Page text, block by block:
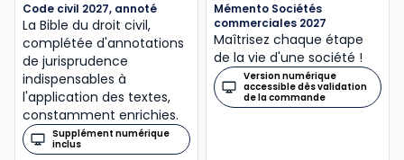
Code civil 2027, annoté
La Bible du droit civil,
complétée d'annotations
de jurisprudence
indispensables à
l'application des textes,
constamment enrichies.
Supplément numérique
inclus
Mémento Sociétés
commerciales 2027
Maîtrisez chaque étape
de la vie d'une société !
Version numérique
accessible dès validation
de la commande